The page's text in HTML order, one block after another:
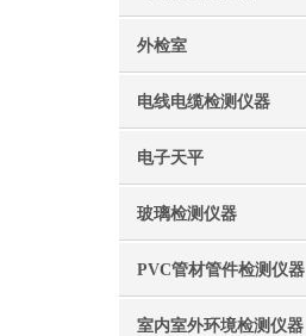
外检室
电线电缆检测仪器
电子天平
玻璃检测仪器
PVC管材管件检测仪器
室内室外环境检测仪器